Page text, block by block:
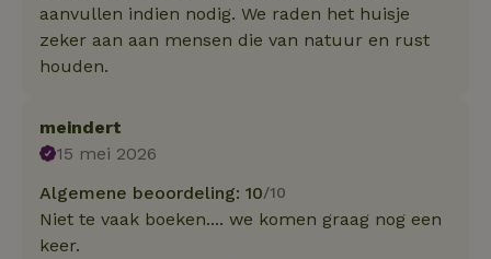
aanvullen indien nodig. We raden het huisje
zeker aan aan mensen die van natuur en rust
houden.
meindert
15 mei 2026
Algemene beoordeling: 10/10
Niet te vaak boeken.... we komen graag nog een
keer.